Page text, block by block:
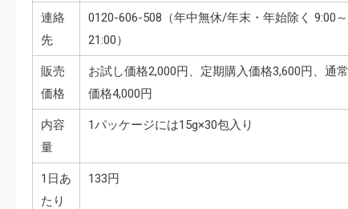
連絡
先
0120-606-508（年中無休/年末・年始除く 9:00～
21:00）
販売
価格
お試し価格2,000円、定期購入価格3,600円、通常
価格4,000円
内容
量
1パッケージには15g×30包入り
1日あ
たり
133円